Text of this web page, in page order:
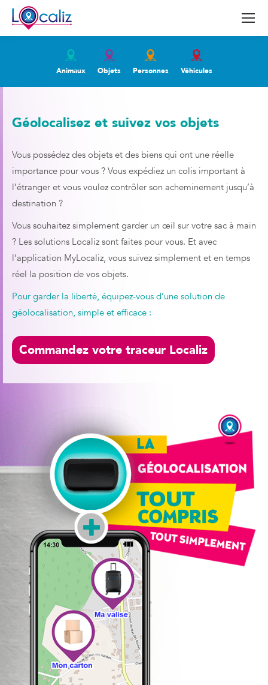
Animaux Objets Personnes Véhicules
Géolocalisez et suivez vos objets
Vous possédez des objets et des biens qui ont une réelle
importance pour vous ? Vous expédiez un colis important à
l’étranger et vous voulez contrôler son acheminement jusqu’à
destination ?
Vous souhaitez simplement garder un œil sur votre sac à main
? Les solutions Localiz sont faites pour vous. Et avec
l’application MyLocaliz, vous suivez simplement et en temps
réel la position de vos objets.
Pour garder la liberté, équipez-vous d’une solution de
géolocalisation, simple et efficace :
Commandez votre traceur Localiz